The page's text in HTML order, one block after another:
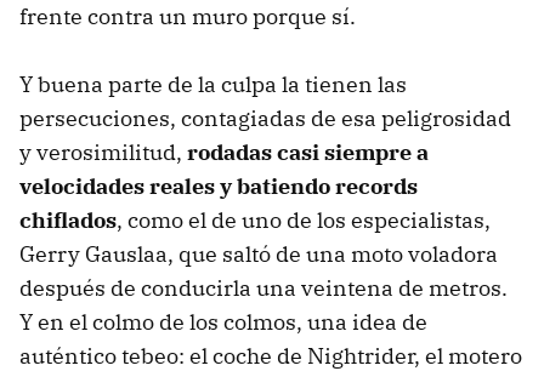
frente contra un muro porque sí.
Y buena parte de la culpa la tienen las
persecuciones, contagiadas de esa peligrosidad
y verosimilitud, rodadas casi siempre a
velocidades reales y batiendo records
chiflados, como el de uno de los especialistas,
Gerry Gauslaa, que saltó de una moto voladora
después de conducirla una veintena de metros.
Y en el colmo de los colmos, una idea de
auténtico tebeo: el coche de Nightrider, el motero